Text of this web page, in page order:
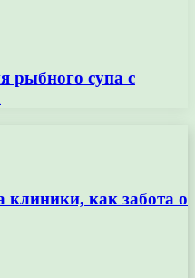
рыбного супа с
клиники, как забота о